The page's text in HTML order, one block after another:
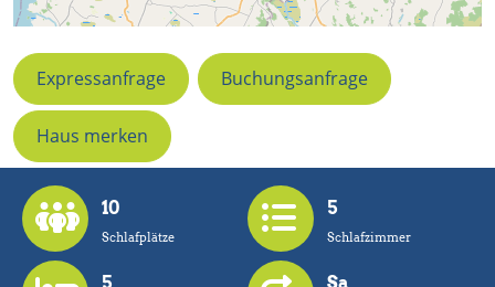
Expressanfrage Buchungsanfrage
Haus merken
10
Schlafplätze
5
Schlafzimmer
5 Sa